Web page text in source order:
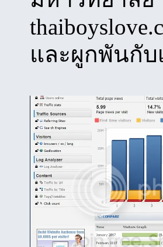
และผูกพันกับ